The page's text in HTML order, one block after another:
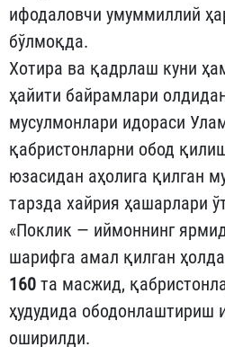
ифодаловчи умуммиллий
бўлмоқда.
Хотира ва қадрлаш куни
ҳайити байрамлари
мусулмонлари идораси
қабристонларни обод
юзасидан аҳолига қилган
тарзда хайрия ҳашарлари
«Поклик — иймоннинг
шарифга амал қилган
160 та масжид,
ҳудудида ободонлаштириш
оширилди.